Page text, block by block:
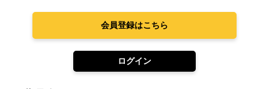
会員登録はこちら
ログイン